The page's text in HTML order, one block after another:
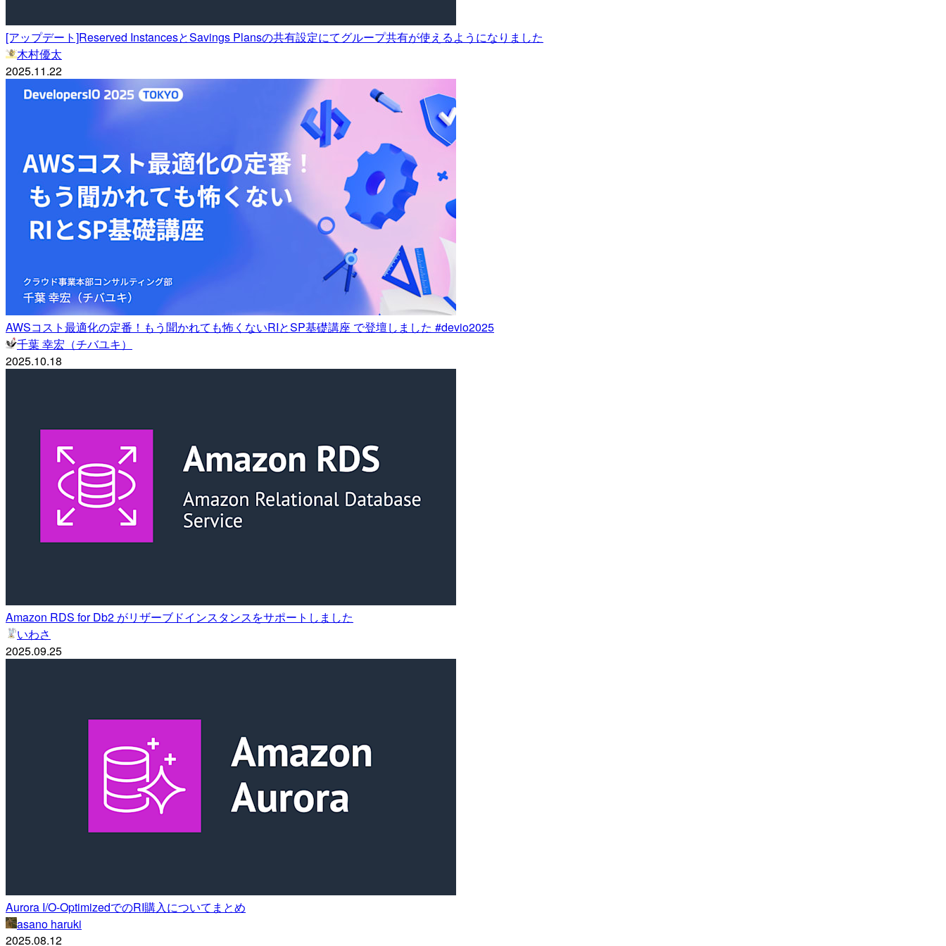
[アップデート]Reserved InstancesとSavings Plansの共有設定にてグループ共有が使えるようになりました
木村優太
2025.11.22
AWSコスト最適化の定番！もう聞かれても怖くないRIとSP基礎講座 で登壇しました #devio2025
千葉 幸宏（チバユキ）
2025.10.18
Amazon RDS for Db2 がリザーブドインスタンスをサポートしました
いわさ
2025.09.25
Aurora I/O-OptimizedでのRI購入についてまとめ
asano haruki
2025.08.12